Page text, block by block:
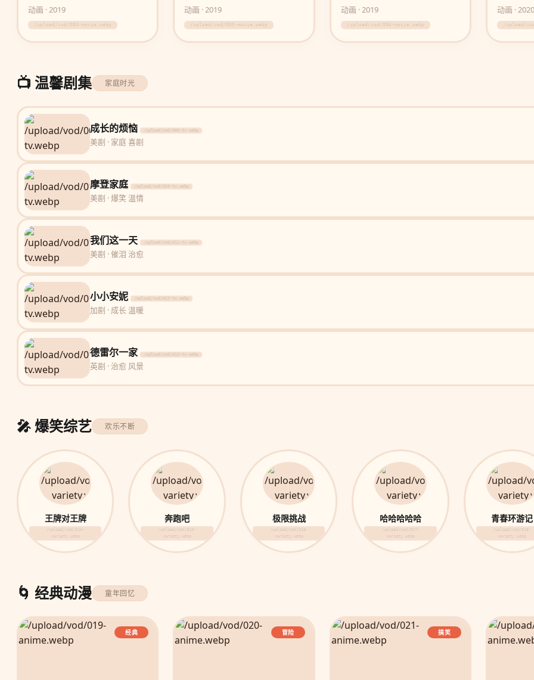
动画 · 2019
/upload/vod/004-movie.webp
动画 · 2019
/upload/vod/005-movie.webp
动画 · 2019
/upload/vod/006-movie.webp
动画 ·
/upload/
📺 温馨剧集 家庭时光
成长的烦恼 /upload/vod/009-tv.webp
美剧 · 家庭 喜剧
摩登家庭 /upload/vod/010-tv.webp
美剧 · 爆笑 温情
我们这一天 /upload/vod/011-tv.webp
美剧 · 催泪 治愈
小小安妮 /upload/vod/012-tv.webp
加剧 · 成长 温暖
德雷尔一家 /upload/vod/013-tv.webp
英剧 · 治愈 风景
🎤 爆笑综艺 欢乐不断
王牌对王牌
/upload/vod/014-
variety.webp
奔跑吧
/upload/vod/015-
variety.webp
极限挑战
/upload/vod/016-
variety.webp
哈哈哈哈哈
/upload/vod/017-
variety.webp
青春环游记
/upload/vod/018-
variety.webp
🌀 经典动漫 童年回忆
经典 冒险 搞笑